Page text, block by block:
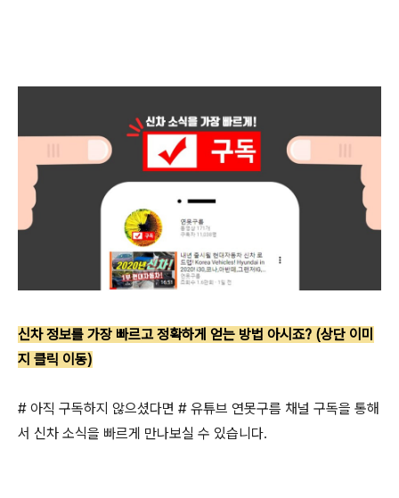
신차 정보를 가장 빠르고 정확하게 얻는 방법 아시죠? (상단 이미
지 클릭 이동)
# 아직 구독하지 않으셨다면 # 유튜브 연못구름 채널 구독을 통해
서 신차 소식을 빠르게 만나보실 수 있습니다.